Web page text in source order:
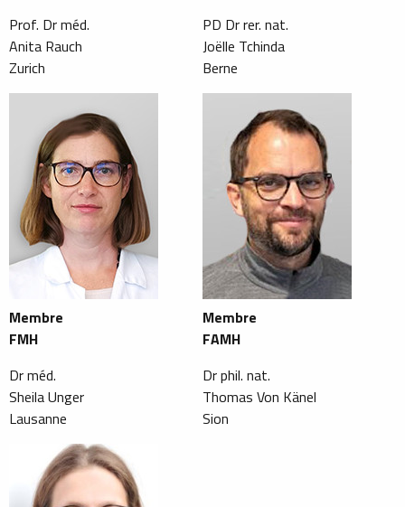
Prof. Dr méd.
Anita Rauch
Zurich
PD Dr rer. nat.
Joëlle Tchinda
Berne
Membre
FMH
Dr méd.
Sheila Unger
Lausanne
Membre
FAMH
Dr phil. nat.
Thomas Von Känel
Sion